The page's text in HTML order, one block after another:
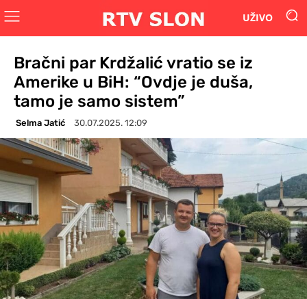
UŽIVO
Bračni par Krdžalić vratio se iz
Amerike u BiH: “Ovdje je duša,
tamo je samo sistem”
Selma Jatić 30.07.2025. 12:09